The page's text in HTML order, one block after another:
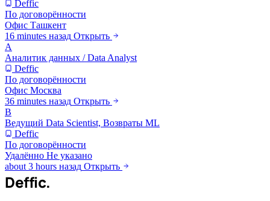
Deffic
По договорённости
Офис Ташкент
16 minutes назад Открыть
А
Аналитик данных / Data Analyst
Deffic
По договорённости
Офис Москва
36 minutes назад Открыть
В
Ведущий Data Scientist, Возвраты ML
Deffic
По договорённости
Удалённо Не указано
about 3 hours назад Открыть
Deffic.